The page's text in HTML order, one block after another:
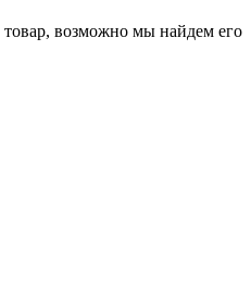
возможно мы найдем его